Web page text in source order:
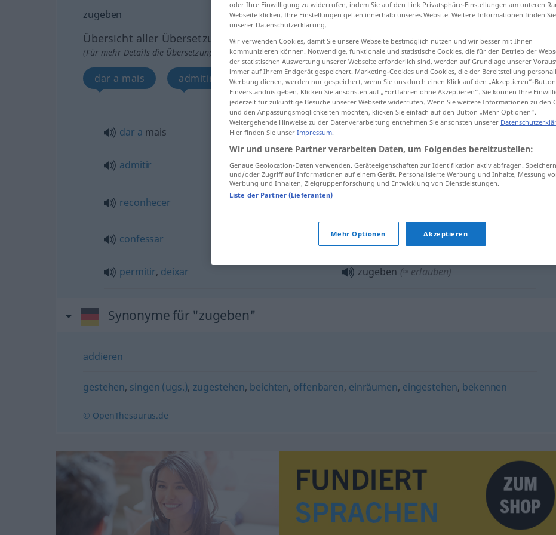
zugeben
Übersicht aller Übersetzungen
(Für mehr Details die Übersetzung anklicken/antippen)
dar a mais admitir, reconhecer, confessar permitir, deixar
dar a mais
admitir zugeben FIG
reconhecer
confessar zugeben (≈ bekennen)
permitir, deixar zugeben (≈ erlauben)
Synonyme für "zugeben"
addieren
gestehen, singen (ugs.), zugestehen, beichten, offenbaren, einräumen, eingestehen, bekennen
© OpenThesaurus.de
oder Ihre Einwilligung zu widerrufen, indem Sie auf den Link Privatsphäre-Einstellungen am unteren
Webseite klicken. Ihre Einstellungen gelten innerhalb unseres Website. Weitere Informationen finden
unserer Datenschutzerklärung.
Wir verwenden Cookies, damit Sie unsere Webseite bestmöglich nutzen und wir besser mit Ihnen
kommunizieren können. Notwendige, funktionale und statistische Cookies, die für den Betrieb der
der statistischen Auswertung unserer Webseite erforderlich sind, werden auf Grundlage unserer
immer auf Ihrem Endgerät gespeichert. Marketing-Cookies und Cookies, die der Bereitstellung
Werbung dienen, werden nur gespeichert, wenn Sie uns durch einen Klick auf den „Akzeptieren“-
Einverständnis geben. Klicken Sie ansonsten auf „Fortfahren ohne Akzeptieren“. Sie können Ihre
jederzeit für zukünftige Besuche unserer Webseite widerrufen. Wenn Sie weitere Informationen zu den
und den Anpassungsmöglichkeiten möchten, klicken Sie einfach auf den Button „Mehr Optionen“.
Weitergehende Hinweise zu der Datenverarbeitung entnehmen Sie ansonsten unserer
Hier finden Sie unser Impressum.
Wir und unsere Partner verarbeiten Daten, um Folgendes bereitzustellen:
Genaue Geolocation-Daten verwenden. Geräteeigenschaften zur Identifikation aktiv abfragen.
und/oder Zugriff auf Informationen auf einem Gerät. Personalisierte Werbung und Inhalte, Messung
Werbung und Inhalten, Zielgruppenforschung und Entwicklung von Dienstleistungen.
Liste der Partner (Lieferanten)
Mehr Optionen Akzeptieren